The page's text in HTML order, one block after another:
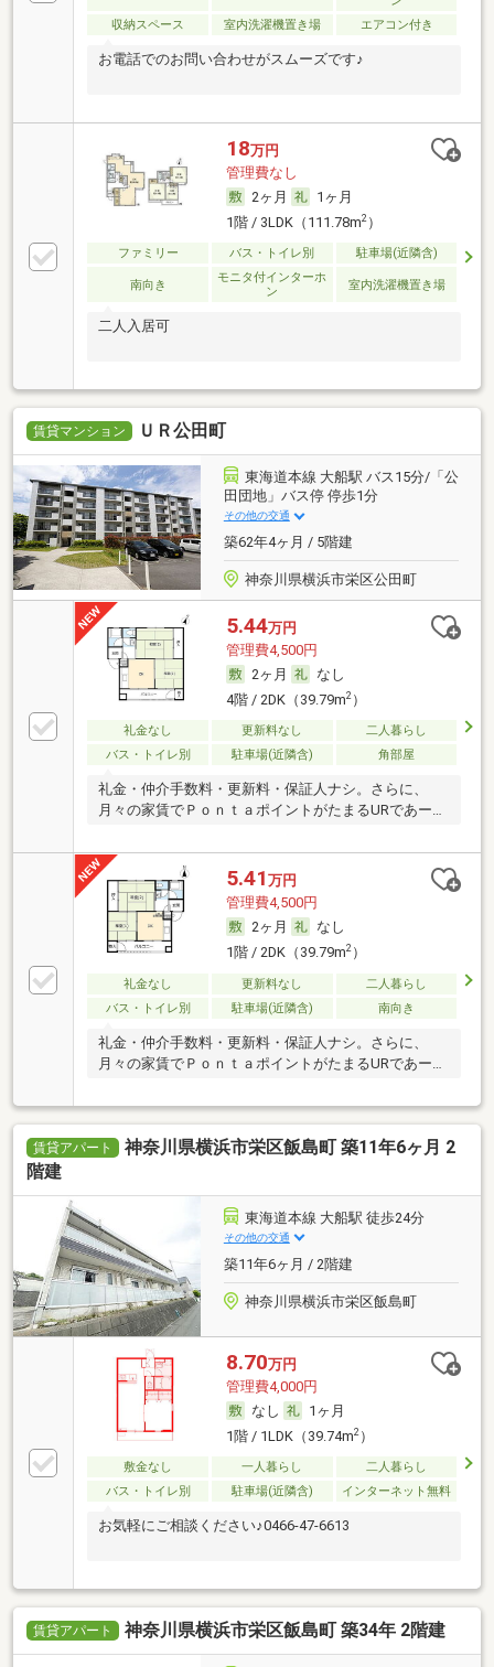
収納スペース
室内洗濯機置き場 エアコン付き
お電話でのお問い合わせがスムーズです♪
18万円
管理費なし
2ヶ月
1ヶ月
1階 / 3LDK（111.78m2）
ファミリー バス・トイレ別 駐車場(近隣含)
南向き
モニタ付インターホ
ン
室内洗濯機置き場
二人入居可
賃貸マンション ＵＲ公田町
東海道本線 大船駅 バス15分/「公
田団地」バス停 停歩1分
その他の交通
築62年4ヶ月 / 5階建
神奈川県横浜市栄区公田町
5.44万円
管理費4,500円
2ヶ月
なし
4階 / 2DK（39.79m2）
礼金なし 更新料なし
二人暮らし
バス・トイレ別
駐車場(近隣含) 角部屋
礼金・仲介手数料・更新料・保証人ナシ。さらに、
月々の家賃でＰｏｎｔａポイントがたまるURであー
5.41 万円
管理費4,500円
2ヶ月
なし
1階 / 2DK（39.79m2）
礼金なし 更新料なし
二人暮らし
バス・トイレ別
駐車場(近隣含) 南向き
礼金・仲介手数料・更新料・保証人ナシ。さらに、
月々の家賃でＰｏｎｔａポイントがたまるURであー
賃貸アパート
神奈川県横浜市栄区飯島町 築11年6ヶ月 2
階建
東海道本線 大船駅 徒歩24分
その他の交通
築11年6ヶ月 / 2階建
神奈川県横浜市栄区飯島町
8.70万円
管理費4,000円
なし
1ヶ月
1階 / 1LDK（39.74m2）
敷金なし 一人暮らし
二人暮らし
バス・トイレ別
駐車場(近隣含) インターネット無料
お気軽にご相談ください♪0466-47-6613
賃貸アパート 神奈川県横浜市栄区飯島町 築34年 2階建